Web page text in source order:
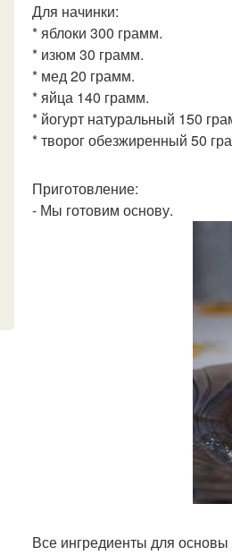
Для начинки:
* яблоки 300 грамм.
* изюм 30 грамм.
* мед 20 грамм.
* яйца 140 грамм.
* йогурт натуральный 150
* творог обезжиренный 50
Приготовление:
- Мы готовим основу.
Все ингредиенты для